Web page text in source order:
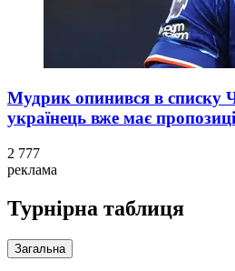
Мудрик опинився в списку
українець вже має
2 777
реклама
Турнірна таблиця
Загальна